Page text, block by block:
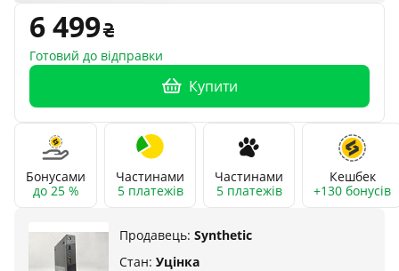
6 499
Готовий до відправки
Купити
Бонусами
до 25 %
Частинами
5 платежів
Частинами
5 платежів
Кешбек
+130 бонусів
Продавець: Synthetic
Стан: Уцінка